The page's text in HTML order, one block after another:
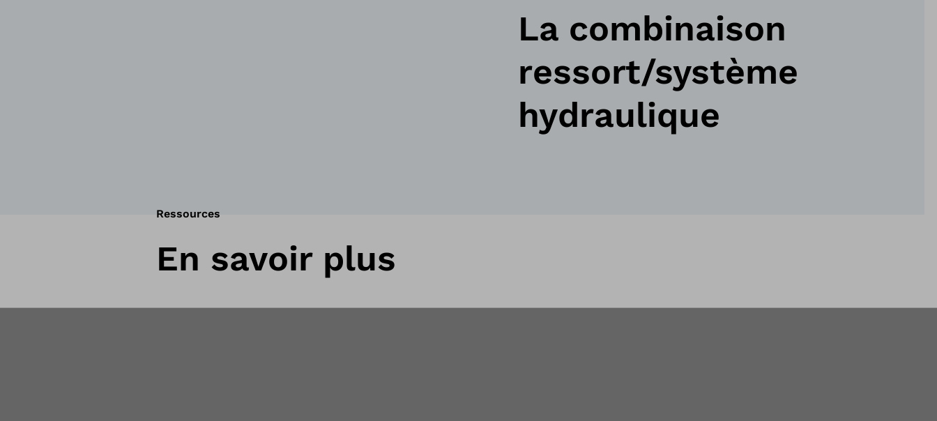
La combinaison
ressort/système
hydraulique
Ressources
En savoir plus